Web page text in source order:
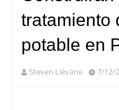
tratamiento
potable en
Steven Liévano 7/12/